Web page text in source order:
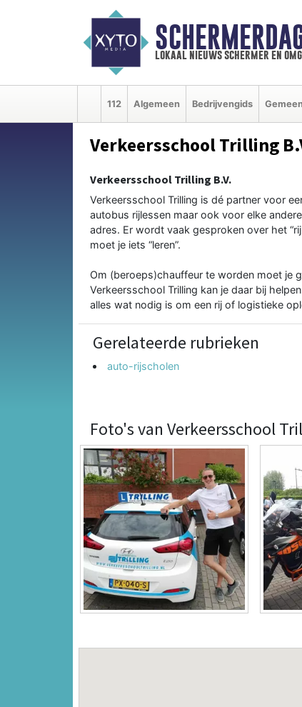
lokaal nieuws schermer en
112 Algemeen Bedrijvengids
Verkeersschool Trilling
Verkeersschool Trilling B.V.
Verkeersschool Trilling is dé partner voor
autobus rijlessen maar ook voor elke
adres. Er wordt vaak gesproken over het
moet je iets “leren”.
Om (beroeps)chauffeur te worden moet je
Verkeersschool Trilling kan je daar bij
alles wat nodig is om een rij of logistieke
Gerelateerde rubrieken
auto-rijscholen
Foto's van Verkeersschool